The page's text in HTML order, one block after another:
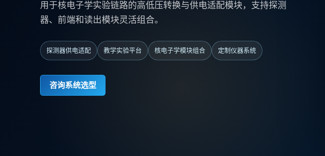
用于核电子学实验链路的高低压转换与供电适配模块，支持探测
器、前端和读出模块灵活组合。
探测器供电适配 教学实验平台 核电子学模块组合 定制仪器系统
咨询系统选型